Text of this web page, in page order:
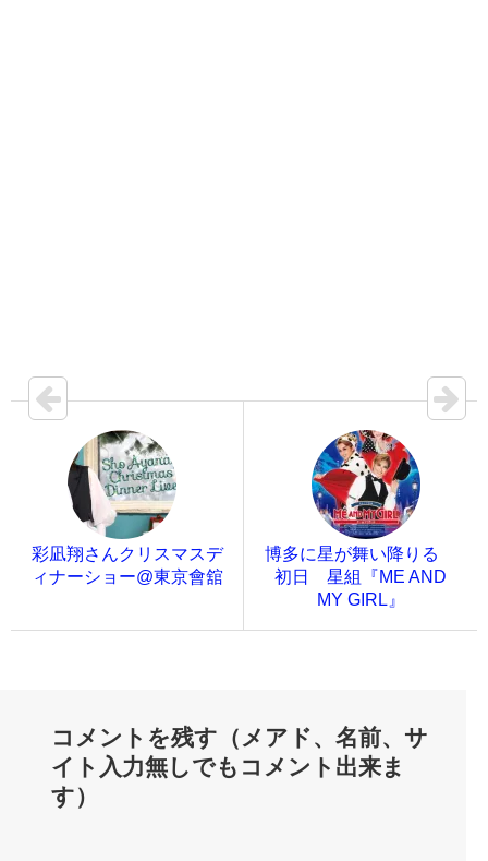
彩凪翔さんクリスマスデ
ィナーショー@東京會舘
博多に星が舞い降りる
初日 星組『ME AND
MY GIRL』
コメントを残す（メアド、名前、サ
イト入力無しでもコメント出来ま
す）